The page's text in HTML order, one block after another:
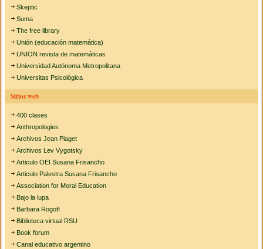
Skeptic
Suma
The free library
Unión (educación matemática)
UNION revista de matemáticas
Universidad Autónoma Metropolitana
Universitas Psicológica
Sitios web
400 clases
Anthropologies
Archivos Jean Piaget
Archivos Lev Vygotsky
Articulo OEI Susana Frisancho
Articulo Palestra Susana Frisancho
Association for Moral Education
Bajo la lupa
Barbara Rogoff
Biblioteca virtual RSU
Book forum
Canal educativo argentino